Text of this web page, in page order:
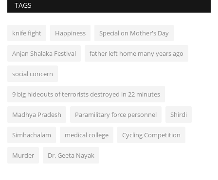
TAGS
knife fight Happiness Special on Mother's Day
Anjan Shalaka Festival father left home many years ago
social concern
9 big hideouts of terrorists destroyed in 22 minutes
Madhya Pradesh Paramilitary force personnel Shirdi
Simhachalam medical college Cycling Competition
Murder Dr. Geeta Nayak